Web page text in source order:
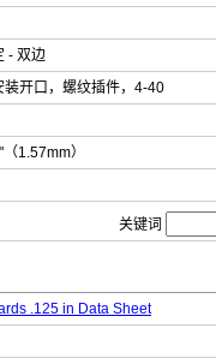
- 双边
装开口，螺纹插件，4-40
1.57mm）
关键词
.125 in Data Sheet